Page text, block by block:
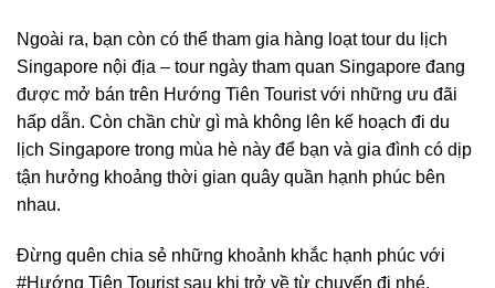
Ngoài ra, bạn còn có thể tham gia hàng loạttour du lịch
Singapore nội địa – tour ngày tham quan Singapore đang
được mở bán trên Hướng Tiên Touristvới những ưu đãi
hấp dẫn. Còn chần chừ gì mà không lên kế hoạch đi du
lịch Singapore trong mùa hè này để bạn và gia đình có dịp
tận hưởng khoảng thời gian quây quần hạnh phúc bên
nhau.
Đừng quên chia sẻ những khoảnh khắc hạnh phúc với
#Hướng Tiên Tourist sau khi trở về từ chuyến đi nhé.